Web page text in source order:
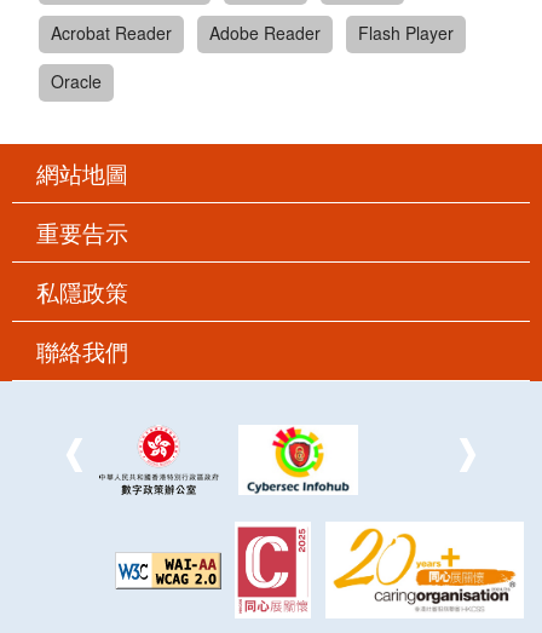
Acrobat Reader
Adobe Reader
Flash Player
Oracle
網站地圖
重要告示
私隱政策
聯絡我們